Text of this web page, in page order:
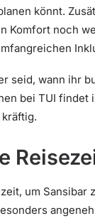
könnt.
Komfort noch
seid, wann ihr
bei TUI findet
um